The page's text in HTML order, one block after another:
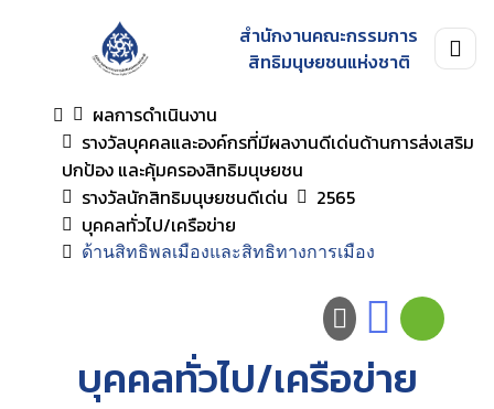
สำนักงานคณะกรรมการ
สิทธิมนุษยชนแห่งชาติ
ผลการดำเนินงาน
รางวัลบุคคลและองค์กรที่มีผลงานดีเด่นด้านการส่งเสริม
ปกป้อง และคุ้มครองสิทธิมนุษยชน
รางวัลนักสิทธิมนุษยชนดีเด่น
2565
บุคคลทั่วไป/เครือข่าย
ด้านสิทธิพลเมืองและสิทธิทางการเมือง
บุคคลทั่วไป/เครือข่าย